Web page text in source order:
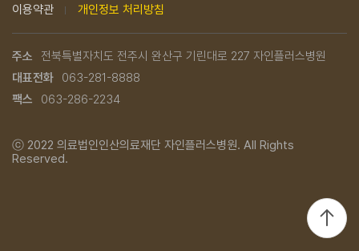
이용약관 개인정보 처리방침
주소
전북특별자치도 전주시 완산구 기린대로 227 자인플러스병원
대표전화
063-281-8888
팩스
063-286-2234
ⓒ 2022 의료법인인산의료재단 자인플러스병원. All Rights
Reserved.